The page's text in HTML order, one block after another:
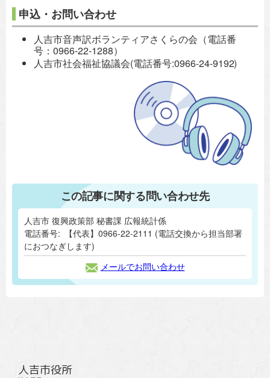
申込・お問い合わせ
人吉市音声訳ボランティアさくらの会（電話番
号：0966-22-1288）
人吉市社会福祉協議会(電話番号:0966-24-9192)
この記事に関する問い合わせ先
人吉市 復興政策部 秘書課 広報統計係
電話番号:
【代表】0966-22-2111 (電話交換から担当部署
におつなぎします)
メールでお問い合わせ
人吉市役所